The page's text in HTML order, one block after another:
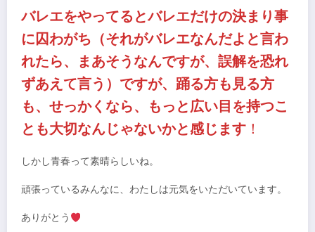
バレエをやってるとバレエだけの決まり事
に囚わがち（それがバレエなんだよと言わ
れたら、まあそうなんですが、誤解を恐れ
ずあえて言う）ですが、踊る方も見る方
も、せっかくなら、もっと広い目を持つこ
とも大切なんじゃないかと感じます ！
しかし青春って素晴らしいね。
頑張っているみんなに、わたしは元気をいただいています。
ありがとう